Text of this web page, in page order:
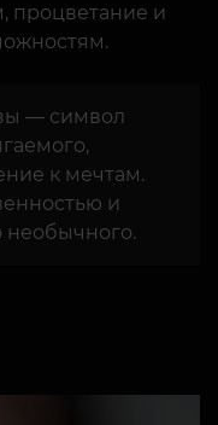
процветание и
— символ
к мечтам.
и
необычного.